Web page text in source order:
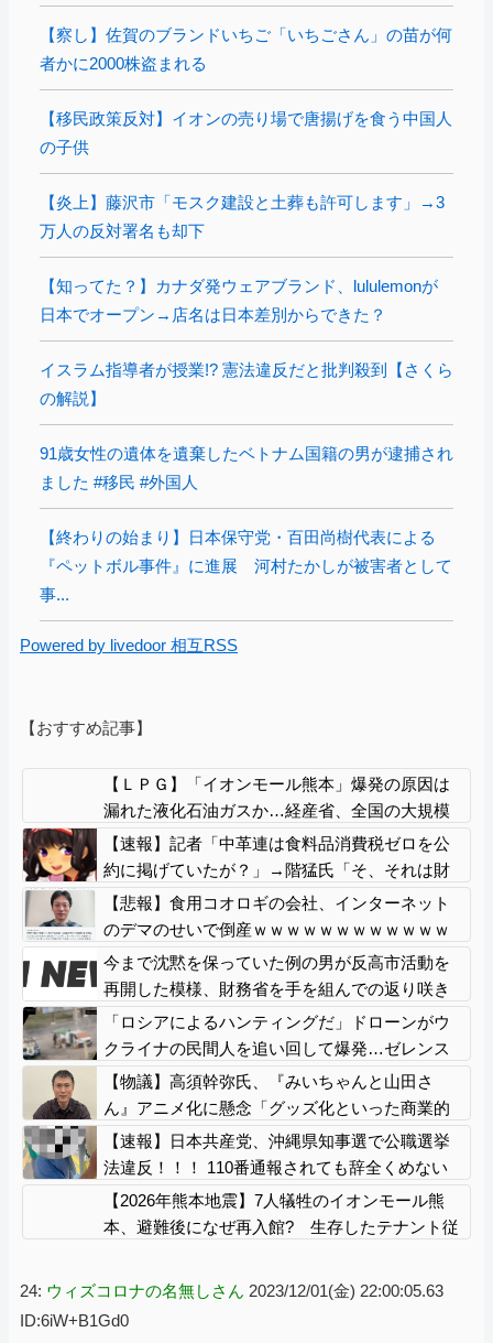
【察し】佐賀のブランドいちご「いちごさん」の苗が何
者かに2000株盗まれる
【移民政策反対】イオンの売り場で唐揚げを食う中国人
の子供
【炎上】藤沢市「モスク建設と土葬も許可します」→3
万人の反対署名も却下
【知ってた？】カナダ発ウェアブランド、lululemonが
日本でオープン→店名は日本差別からできた？
イスラム指導者が授業!? 憲法違反だと批判殺到【さくら
の解説】
91歳女性の遺体を遺棄したベトナム国籍の男が逮捕され
ました #移民 #外国人
【終わりの始まり】日本保守党・百田尚樹代表による
『ペットボル事件』に進展 河村たかしが被害者として
事...
Powered by livedoor 相互RSS
【おすすめ記事】
【ＬＰＧ】「イオンモール熊本」爆発の原因は
漏れた液化石油ガスか…経産省、全国の大規模
施設でガス供給設備の点検要請
【速報】記者「中革連は食料品消費税ゼロを公
約に掲げていたが？」→階猛氏「そ、それは財
源確保という条件付き」
【悲報】食用コオロギの会社、インターネット
のデマのせいで倒産ｗｗｗｗｗｗｗｗｗｗｗｗ
今まで沈黙を保っていた例の男が反高市活動を
再開した模様、財務省を手を組んでの返り咲き
が狙いか？
「ロシアによるハンティングだ」ドローンがウ
クライナの民間人を追い回して爆発…ゼレンス
キー氏が非難！
【物議】高須幹弥氏、『みいちゃんと山田さ
ん』アニメ化に懸念「グッズ化といった商業的
なお祭り騒ぎは控えるべき」
【速報】日本共産党、沖縄県知事選で公職選挙
法違反！！！ 110番通報されても辞全くめない
件
【2026年熊本地震】7人犠牲のイオンモール熊
本、避難後になぜ再入館? 生存したテナント従
24: ウィズコロナの名無しさん 2023/12/01(金) 22:00:05.63
ID:6iW+B1Gd0